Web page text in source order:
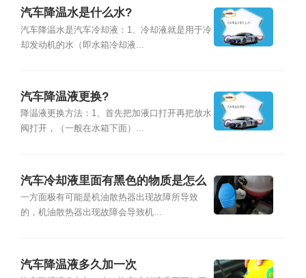
汽车降温水是什么水?
汽车降温水是汽车冷却液：1、冷却液就是用于冷
却发动机的水（即水箱冷却液...
汽车降温液更换?
降温液更换方法：1、首先把加液口打开再把放水
阀打开，（一般在水箱下面）...
汽车冷却液里面有黑色的物质是怎么
回事
一方面极有可能是机油散热器出现故障所导致
的，机油散热器出现故障会导致机...
汽车降温液多久加一次